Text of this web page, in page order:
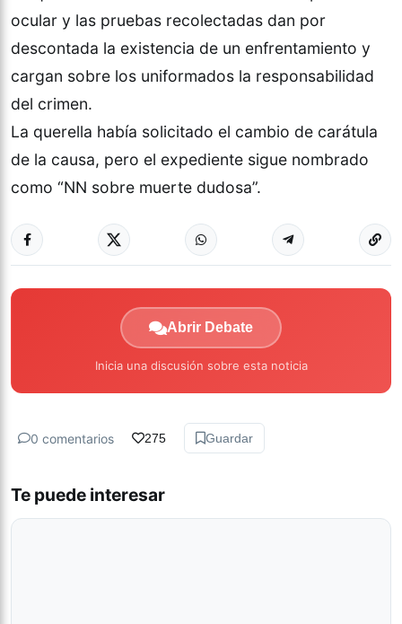
ocular y las pruebas recolectadas dan por
descontada la existencia de un enfrentamiento y
cargan sobre los uniformados la responsabilidad
del crimen.
La querella había solicitado el cambio de carátula
de la causa, pero el expediente sigue nombrado
como “NN sobre muerte dudosa”.
Abrir Debate
Inicia una discusión sobre esta noticia
0 comentarios 275 Guardar
Te puede interesar